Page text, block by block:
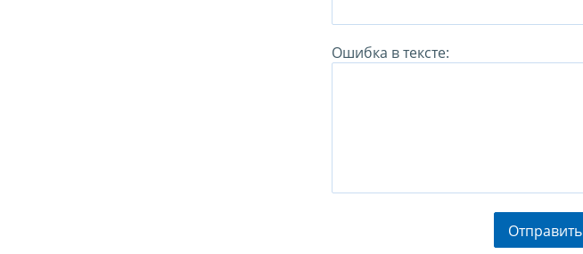
Ошибка в тексте:
Отправить